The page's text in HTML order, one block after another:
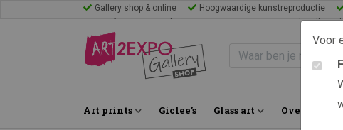
Voor
Gallery shop & online Hoogwaardige kunstreproductie
Bezoek Gallery
Art prints Giclee's Glass art Over ons